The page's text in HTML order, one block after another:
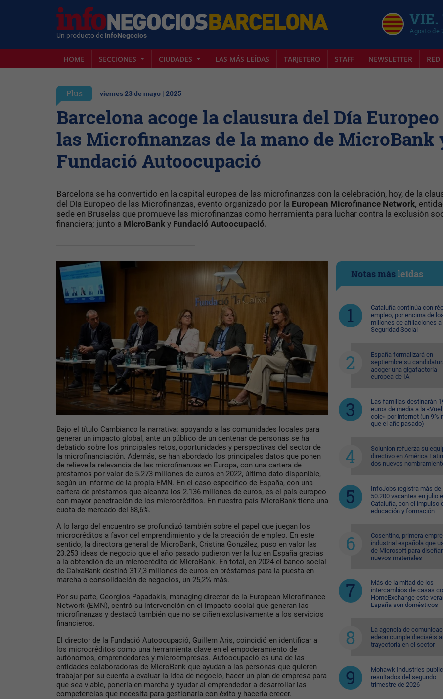
Un producto de InfoNegocios
VIE.
Agosto de
HOME SECCIONES CIUDADES LAS MÁS LEÍDAS TARJETERO STAFF NEWSLETTER
Plus viernes 23 de mayo | 2025
Barcelona acoge la clausura del Día Europeo
las Microfinanzas de la mano de MicroBank
Fundació Autoocupació
Barcelona se ha convertido en la capital europea de las microfinanzas con la celebración, hoy, de la
del Día Europeo de las Microfinanzas, evento organizado por la European Microfinance Network,
sede en Bruselas que promueve las microfinanzas como herramienta para luchar contra la exclusión
financiera; junto a MicroBank y Fundació Autoocupació.
Bajo el título Cambiando la narrativa: apoyando a las comunidades locales para
generar un impacto global, ante un público de un centenar de personas se ha
debatido sobre los principales retos, oportunidades y perspectivas del sector de
la microfinanciación. Además, se han abordado los principales datos que ponen
de relieve la relevancia de las microfinanzas en Europa, con una cartera de
prestamos por valor de 5.273 millones de euros en 2022, último dato disponible,
según un informe de la propia EMN. En el caso específico de España, con una
cartera de préstamos que alcanza los 2.136 millones de euros, es el país europeo
con mayor penetración de los microcréditos. En nuestro país MicroBank tiene una
cuota de mercado del 88,6%.
A lo largo del encuentro se profundizó también sobre el papel que juegan los
microcréditos a favor del emprendimiento y de la creación de empleo. En este
sentido, la directora general de MicroBank, Cristina González, puso en valor las
23.253 ideas de negocio que el año pasado pudieron ver la luz en España gracias
a la obtendión de un microcrédito de MicroBank. En total, en 2024 el banco social
de CaixaBank destinó 317,3 millones de euros en préstamos para la puesta en
marcha o consolidación de negocios, un 25,2% más.
Por su parte, Georgios Papadakis, managing director de la European Microfinance
Network (EMN), centró su intervención en el impacto social que generan las
microfinanzas y destacó también que no se ciñen exclusivamente a los servicios
financieros.
El director de la Fundació Autoocupació, Guillem Aris, coincidió en identificar a
los microcréditos como una herramienta clave en el empoderamiento de
autónomos, emprendedores y microempresas. Autoocupació es una de las
entidades colaboradoras de MicroBank que ayudan a las personas que quieren
trabajar por su cuenta a evaluar la idea de negocio, hacer un plan de empresa para
que sea viable, ponerla en marcha y ayudar al emprendedor a desarrollar las
competencias que necesita para gestionarla con éxito y hacerla crecer.
Notas másleídas
Cataluña continúa con
empleo, por encima de
millones de afiliaciones a
Seguridad Social
España formalizará en
septiembre su
acoger una gigafactoría
europea de IA
Las familias destinarán
euros de media a la
cole» por internet (un 9%
que el año pasado)
Solunion refuerza su
directivo en América
dos nuevos
InfoJobs registra más de
50.200 vacantes en julio
Cataluña, con el impulso
educación y formación
Cosentino, primera
industrial española que
de Microsoft para diseñar
nuevos materiales
Más de la mitad de los
intercambios de casas
HomeExchange este
España son domésticos
La agencia de
edeon cumple dieciséis
trayectoria en el sector
Mohawk Industries
resultados del segundo
trimestre de 2026